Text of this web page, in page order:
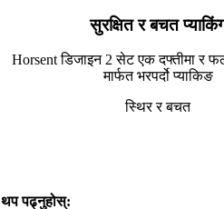
सुरक्षित र बचत
Horsent डिजाइन 2 सेट एक दफ्तीमा र
मार्फत भरपर्दो प्याकिङ
स्थिर र बचत
थप पढ्नुहोस्: